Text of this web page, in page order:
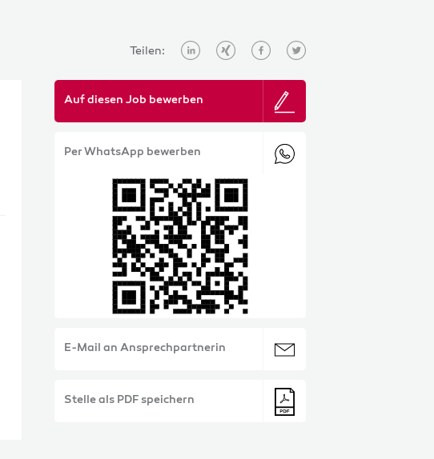
Teilen:
Auf diesen Job bewerben
Per WhatsApp bewerben
E-Mail an Ansprechpartnerin
Stelle als PDF speichern